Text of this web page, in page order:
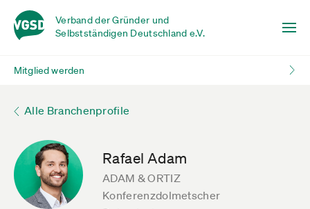
Verband der Gründer und
Selbstständigen Deutschland e.V.
Mitglied werden
Alle Branchenprofile
Rafael Adam
ADAM & ORTIZ
Konferenzdolmetscher